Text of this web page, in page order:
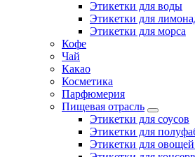
Этикетки для воды
Этикетки для
Этикетки для морса
Кофе
Чай
Какао
Косметика
Парфюмерия
Пищевая отрасль
Этикетки для соусов
Этикетки для
Этикетки для